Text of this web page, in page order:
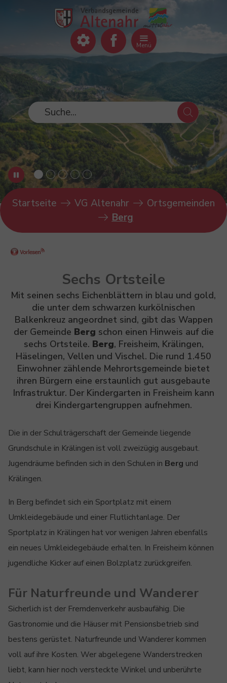
Zum Hauptinhalt springen
Zum Footer springen
Menü
You are here:
Startseite VG Altenahr
Ortsgemeinden
Berg
Sechs Ortsteile
Mit seinen sechs Eichenblättern in blau und gold,
die unter dem schwarzen kurkölnischen
Balkenkreuz angeordnet sind, gibt das Wappen
der Gemeinde Berg schon einen Hinweis auf die
sechs Ortsteile. Berg, Freisheim, Krälingen,
Häselingen, Vellen und Vischel. Die rund 1.450
Einwohner zählende Mehrortsgemeinde bietet
ihren Bürgern eine erstaunlich gut ausgebaute
Infrastruktur. Der Kindergarten in Freisheim kann
drei Kindergartengruppen aufnehmen.
Die in der Schulträgerschaft der Gemeinde liegende
Grundschule in Krälingen ist voll zweizügig ausgebaut.
Jugendräume befinden sich in den Schulen in Berg und
Krälingen.
In Berg befindet sich ein Sportplatz mit einem
Umkleidegebäude und einer Flutlichtanlage. Der
Sportplatz in Krälingen hat vor wenigen Jahren ebenfalls
ein neues Umkleidegebäude erhalten. In Freisheim können
jugendliche Kicker auf einen Bolzplatz zurückgreifen.
Für Naturfreunde und Wanderer
Sicherlich ist der Fremdenverkehr ausbaufähig. Die
Gastronomie und die Häuser mit Pensionsbetrieb sind
bestens gerüstet. Naturfreunde und Wanderer kommen
voll auf ihre Kosten. Wer abgelegene Wanderstrecken
liebt, kann hier noch versteckte Winkel und unberührte